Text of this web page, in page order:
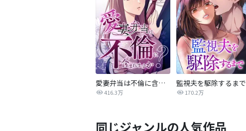
愛妻弁当は不倫に含まれますか？
416.3万
監視夫を駆除するまで
170.2万
同じジャンルの人気作品